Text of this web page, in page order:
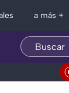
a más +